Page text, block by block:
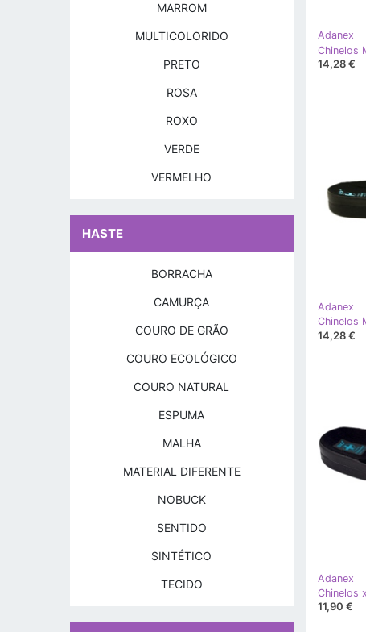
Adanex
14,28 €
Adanex
14,28 €
Adanex
11,90 €
MARROM
MULTICOLORIDO
PRETO
ROSA
ROXO
VERDE
VERMELHO
HASTE
BORRACHA
CAMURÇA
COURO DE GRÃO
COURO ECOLÓGICO
COURO NATURAL
ESPUMA
MALHA
MATERIAL DIFERENTE
NOBUCK
SENTIDO
SINTÉTICO
TECIDO